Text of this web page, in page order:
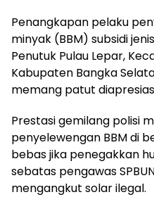
Penangkapan pelaku
minyak (BBM) subsidi
Penutuk Pulau Lepar,
Kabupaten Bangka
memang patut
Prestasi gemilang polisi
penyelewengan BBM di
bebas jika penegakkan
sebatas pengawas
mengangkut solar ilegal.